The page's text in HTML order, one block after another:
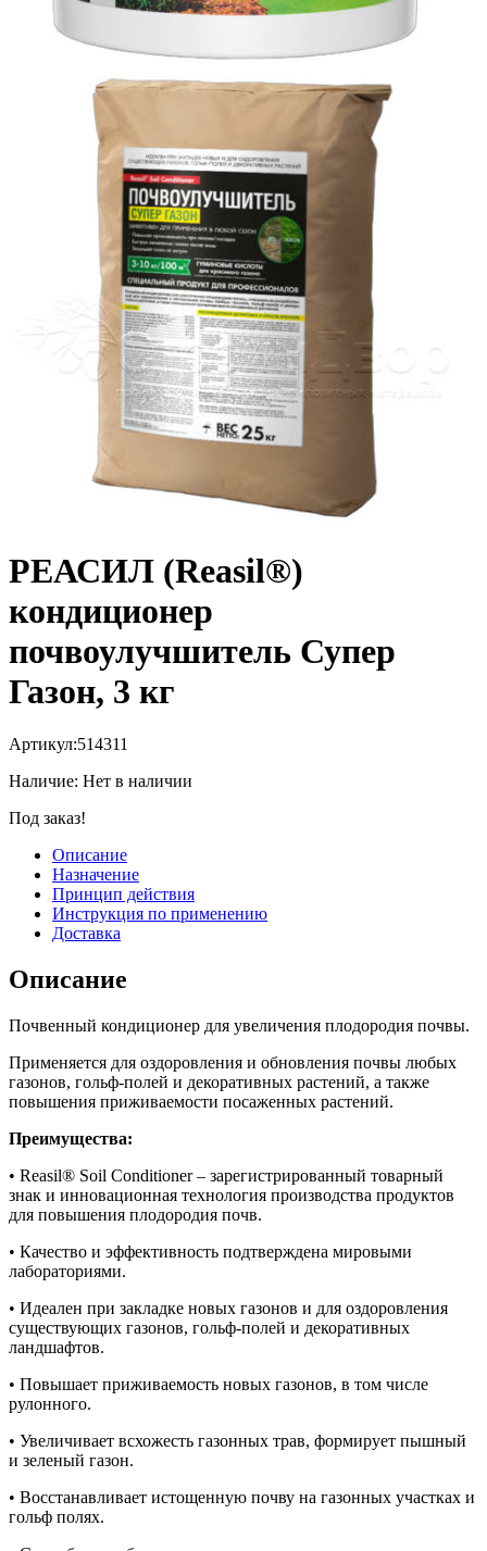
РЕАСИЛ (Reasil®)
кондиционер
почвоулучшитель Супер
Газон, 3 кг
Артикул:514311
Наличие: Нет в наличии
Под заказ!
Описание
Назначение
Принцип действия
Инструкция по применению
Доставка
Описание
Почвенный кондиционер для увеличения плодородия почвы.
Применяется для оздоровления и обновления почвы любых
газонов, гольф-полей и декоративных растений, а также
повышения приживаемости посаженных растений.
Преимущества:
• Reasil® Soil Conditioner – зарегистрированный товарный
знак и инновационная технология производства продуктов
для повышения плодородия почв.
• Качество и эффективность подтверждена мировыми
лабораториями.
• Идеален при закладке новых газонов и для оздоровления
существующих газонов, гольф-полей и декоративных
ландшафтов.
• Повышает приживаемость новых газонов, в том числе
рулонного.
• Увеличивает всхожесть газонных трав, формирует пышный
и зеленый газон.
• Восстанавливает истощенную почву на газонных участках и
гольф полях.